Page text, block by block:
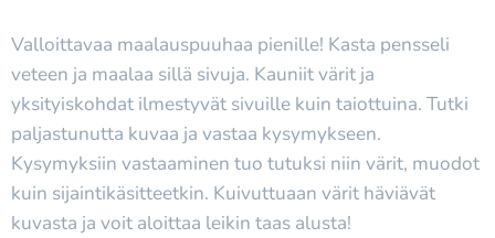
Valloittavaa maalauspuuhaa pienille! Kasta pensseli
veteen ja maalaa sillä sivuja. Kauniit värit ja
yksityiskohdat ilmestyvät sivuille kuin taiottuina. Tutki
paljastunutta kuvaa ja vastaa kysymykseen.
Kysymyksiin vastaaminen tuo tutuksi niin värit, muodot
kuin sijaintikäsitteetkin. Kuivuttuaan värit häviävät
kuvasta ja voit aloittaa leikin taas alusta!